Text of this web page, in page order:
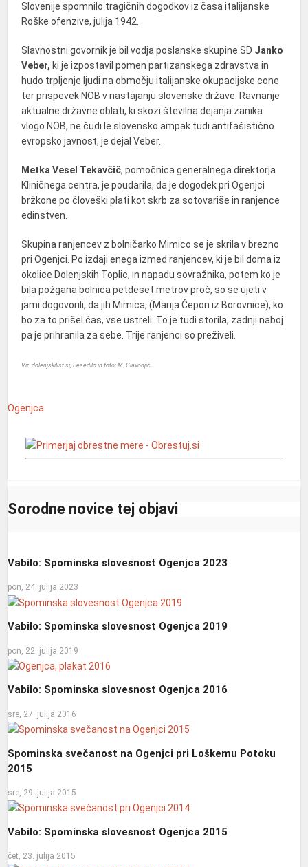
Slovenije spomnilo tragičnih dogodkov iz časa italijanske
Roške ofenzive, julija 1942.
Slavnostni govornik je bil vodja poslanske skupine SD Janko
Veber, ki je izpostavil pomen partizanskega zdravstva in
hudo trpljenje ljudi na območju italijanske okupacijske cone
ter prispevek NOB v nastajanju slovenske države. Ravnanje
aktualne državne oblati, ki skozi številna dejanja zanika
vlogo NOB, ne čudi le slovensko ampak tudi antifašistično
evropsko javnost, je dejal Veber.
Metka Vesel Tekavčič, pomočnica generalnega direktorja
Kliničnega centra, je poudarila, da je dogodek pri Ogenjci
bržkone po človeški plati kot skrb za sotovariše in ranjence
edinstven.
Skupina ranjencev z bolničarko Mimico se je skrila v brezno
pri Ogenjci. Po izdaji enega izmed ranjencev, ki je bil doma iz
okolice Dolenjskih Toplic, in napadu sovražnika, potem ko je
bila požgana bolnica petdeset metrov proč, so se ujeti v
jami dogovorili, da jih Mimica, (Marija Čepon iz Borovnice), ko
bo za to prišel čas, vse ustreli. To je tudi storila, zadnji naboj
pa je prihranila za sebe. Trije ranjenci so preživeli.
Vir: dolenjskilist.si, Besedilo in foto: M. Glavonjič
Ogenjca
Sorodne novice tej objavi
Vabilo: Spominska slovesnost Ogenjca 2023
pon, 24. julija 2023
Vabilo: Spominska slovesnost Ogenjca 2019
pon, 22. julija 2019
Vabilo: Spominska slovesnost Ogenjca 2016
sre, 27. julija 2016
Spominska svečanost na Ogenjci pri Loškemu Potoku
2015
sre, 29. julija 2015
Vabilo: Spominska slovesnost Ogenjca 2015
čet, 23. julija 2015